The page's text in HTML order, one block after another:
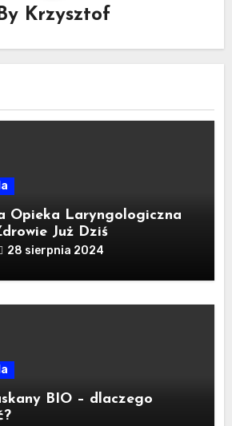
Krzysztof
Opieka Laryngologiczna
Już Dziś
28 sierpnia 2024
BIO – dlaczego